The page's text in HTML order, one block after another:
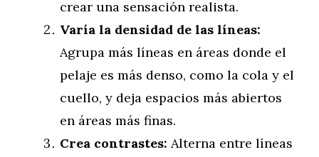
crear una sensación realista.
Varía la densidad de las líneas:
Agrupa más líneas en áreas donde el
pelaje es más denso, como la cola y el
cuello, y deja espacios más abiertos
en áreas más finas.
Crea contrastes: Alterna entre líneas